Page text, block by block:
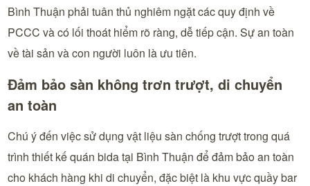
Bình Thuận phải tuân thủ nghiêm ngặt các quy định về
PCCC và có lối thoát hiểm rõ ràng, dễ tiếp cận. Sự an toàn
về tài sản và con người luôn là ưu tiên.
Đảm bảo sàn không trơn trượt, di chuyển
an toàn
Chú ý đến việc sử dụng vật liệu sàn chống trượt trong quá
trình thiết kế quán bida tại Bình Thuận để đảm bảo an toàn
cho khách hàng khi di chuyển, đặc biệt là khu vực quầy bar